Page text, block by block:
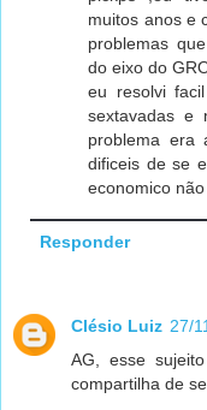
muitos anos e
problemas
do eixo do
eu resolvi
sextavadas e
problema era
dificeis de se
economico não
Responder
Clésio Luiz 27/
AG, esse
compartilha de